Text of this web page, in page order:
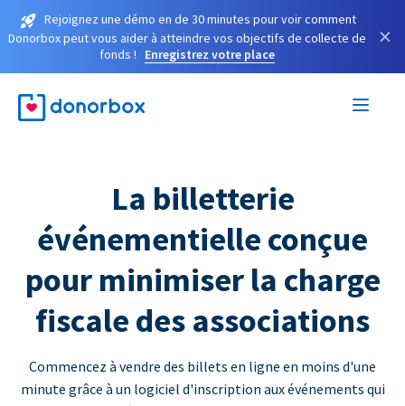
Rejoignez une démo en de 30 minutes pour voir comment
Donorbox peut vous aider à atteindre vos objectifs de collecte de
fonds !
Enregistrez votre place
×
La billetterie
événementielle conçue
pour minimiser la charge
fiscale des associations
Commencez à vendre des billets en ligne en moins d'une
minute grâce à un logiciel d'inscription aux événements qui